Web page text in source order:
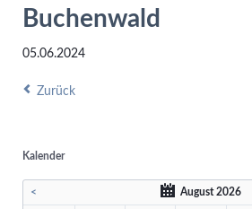
Buchenwald
05.06.2024
Zurück
Kalender
< August 2026